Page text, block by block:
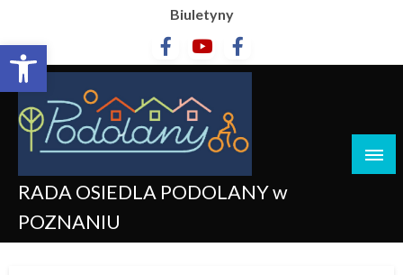
Otwórz pasek narzędzi
Biuletyny
RADA OSIEDLA PODOLANY w
POZNANIU